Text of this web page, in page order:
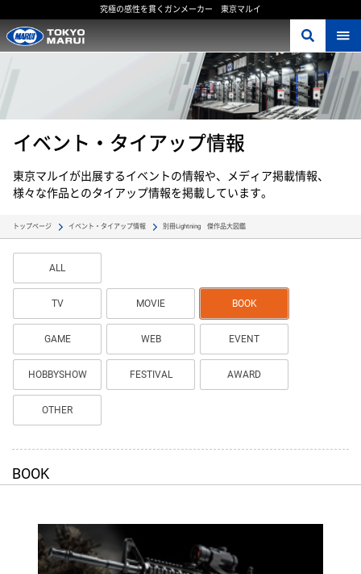
究極の感性を貫くガンメーカー 東京マルイ
イベント・タイアップ情報
東京マルイが出展するイベントの情報や、メディア掲載情報、
様々な作品とのタイアップ情報を掲載しています。
トップページ イベント・タイアップ情報 別冊Lightning　傑作品大図鑑
ALL
TV MOVIE BOOK
GAME WEB EVENT
HOBBYSHOW FESTIVAL AWARD
OTHER
BOOK